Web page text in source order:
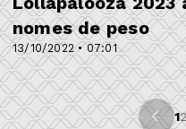
13/10/2022 • 07:01
nomes de peso
12